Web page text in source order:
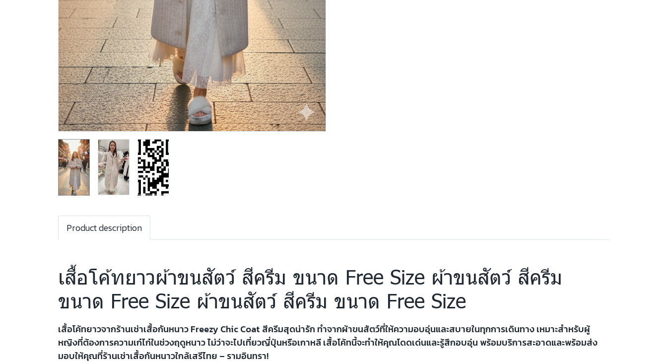
Product description
เสื้อโค้ทยาวผ้าขนสัตว์ สีครีม ขนาด Free Size ผ้าขนสัตว์ สีครีม
ขนาด Free Size ผ้าขนสัตว์ สีครีม ขนาด Free Size
เสื้อโค้ทยาวจากร้านเช่าเสื้อกันหนาว Freezy Chic Coat สีครีมสุดน่ารัก ทำจากผ้าขนสัตว์ที่ให้ความอบอุ่นและสบายในทุกการเดินทาง เหมาะสำหรับผู้
หญิงที่ต้องการความเก๋ไก๋ในช่วงฤดูหนาว ไม่ว่าจะไปเที่ยวญี่ปุ่นหรือเกาหลี เสื้อโค้ทนี้จะทำให้คุณโดดเด่นและรู้สึกอบอุ่น พร้อมบริการสะอาดและพร้อมส่ง
มอบให้คุณที่ร้านเช่าเสื้อกันหนาวใกล้เสรีไทย – รามอินทรา!